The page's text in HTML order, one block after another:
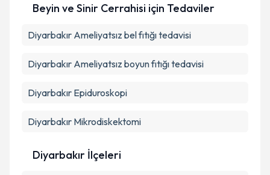
takvim hazırlandığında e-posta ile bilgilendireceğiz.
E-posta Adresiniz
Kişisel verilerimin işlenmesine ilişkin
Takvim Talebini Gönder
Beyin ve Sinir Cerrahisi için Tedaviler
Diyarbakır Ameliyatsız bel fıtığı tedavisi
Diyarbakır Ameliyatsız boyun fıtığı tedavisi
Diyarbakır Epiduroskopi
Diyarbakır Mikrodiskektomi
Diyarbakır İlçeleri